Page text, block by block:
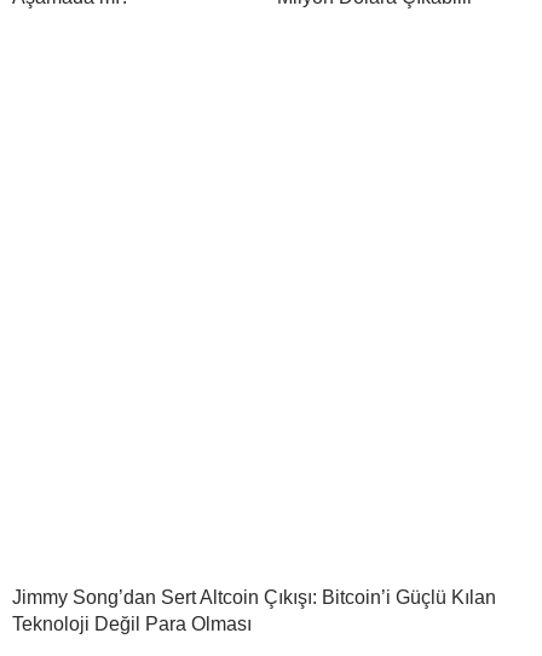
Jimmy Song’dan Sert Altcoin Çıkışı: Bitcoin’i Güçlü Kılan
Teknoloji Değil Para Olması